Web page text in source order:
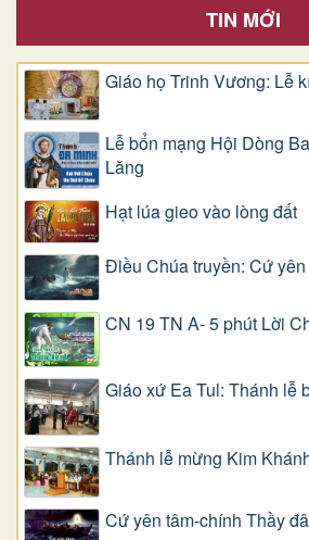
TIN MỚI
Giáo họ Trinh Vương: Lễ
Lễ bổn mạng Hội Dòng
Lăng
Hạt lúa gieo vào lòng đất
Điều Chúa truyền: Cứ
CN 19 TN A- 5 phút Lời
Giáo xứ Ea Tul: Thánh lễ
Thánh lễ mừng Kim
Cứ yên tâm-chính Thầy